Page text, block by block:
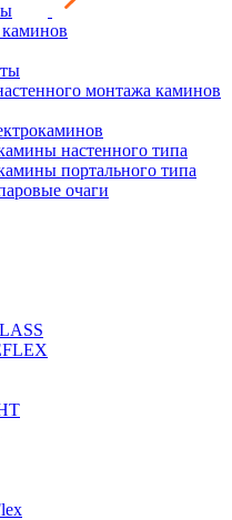
монтажа каминов
настенного типа
портального типа
очаги